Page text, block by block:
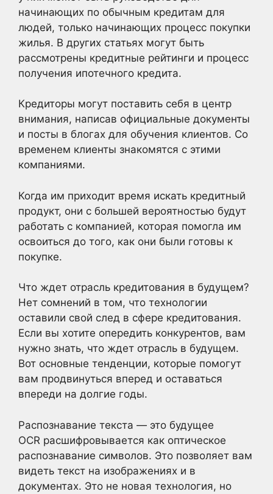
начинающих по обычным кредитам для
людей, только начинающих процесс покупки
жилья. В других статьях могут быть
рассмотрены кредитные рейтинги и процесс
получения ипотечного кредита.
Кредиторы могут поставить себя в центр
внимания, написав официальные документы
и посты в блогах для обучения клиентов. Со
временем клиенты знакомятся с этими
компаниями.
Когда им приходит время искать кредитный
продукт, они с большей вероятностью будут
работать с компанией, которая помогла им
освоиться до того, как они были готовы к
покупке.
Что ждет отрасль кредитования в будущем?
Нет сомнений в том, что технологии
оставили свой след в сфере кредитования.
Если вы хотите опередить конкурентов, вам
нужно знать, что ждет отрасль в будущем.
Вот основные тенденции, которые помогут
вам продвинуться вперед и оставаться
впереди на долгие годы.
Распознавание текста — это будущее
OCR расшифровывается как оптическое
распознавание символов. Это позволяет вам
видеть текст на изображениях и в
документах. Это не новая технология, но